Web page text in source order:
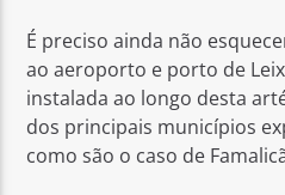
É preciso ainda não
ao aeroporto e porto de
instalada ao longo desta
dos principais municípios
como são o caso de